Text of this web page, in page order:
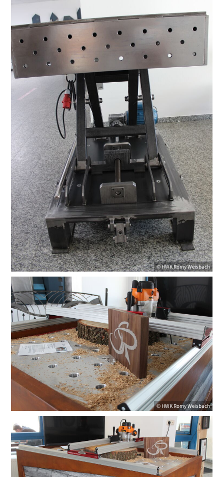
©HWKRomy Weisbach
© HWK Romy Weisbach